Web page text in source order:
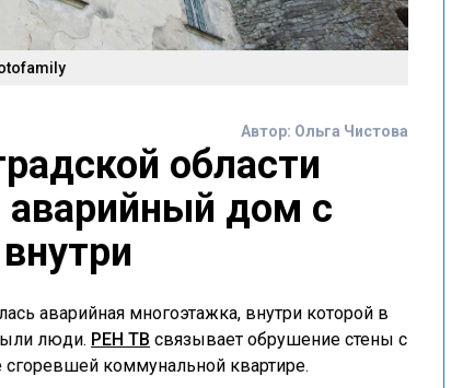
Автор: Ольга Чистова
области
аварийный дом с
аварийная многоэтажка, внутри которой в
люди. РЕН ТВ связывает обрушение стены с
коммунальной квартире.